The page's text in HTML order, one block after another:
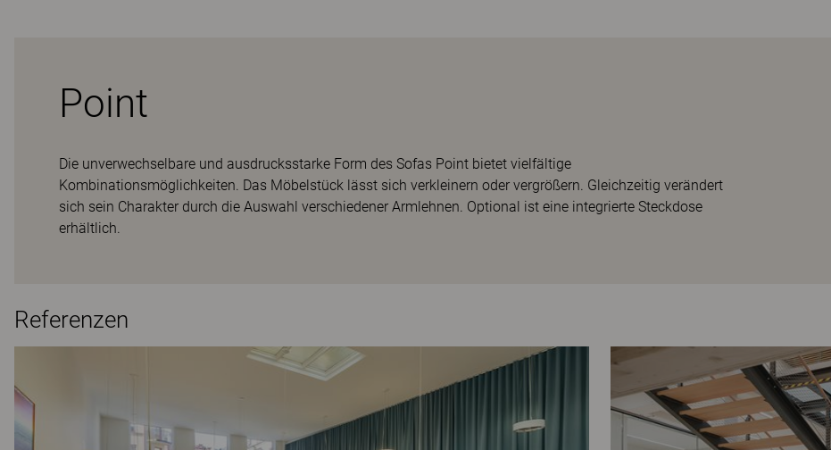
Point
Die unverwechselbare und ausdrucksstarke Form des Sofas Point bietet vielfältige
Kombinationsmöglichkeiten. Das Möbelstück lässt sich verkleinern oder vergrößern. Gleichzeitig verändert
sich sein Charakter durch die Auswahl verschiedener Armlehnen. Optional ist eine integrierte Steckdose
erhältlich.
Referenzen